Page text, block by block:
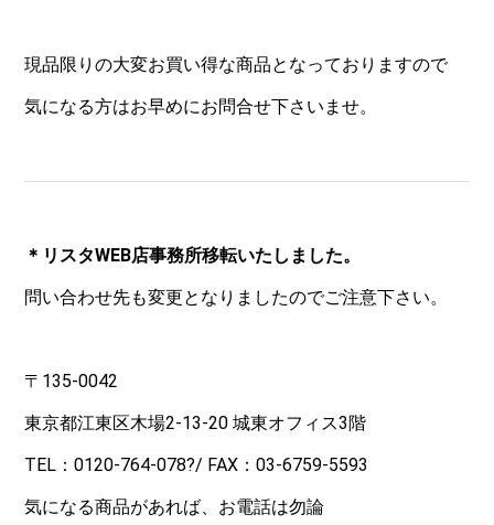
現品限りの大変お買い得な商品となっておりますので
気になる方はお早めにお問合せ下さいませ。
＊リスタWEB店事務所移転いたしました。
問い合わせ先も変更となりましたのでご注意下さい。
〒135-0042
東京都江東区木場2-13-20 城東オフィス3階
TEL：0120-764-078?/ FAX：03-6759-5593
気になる商品があれば、お電話は勿論